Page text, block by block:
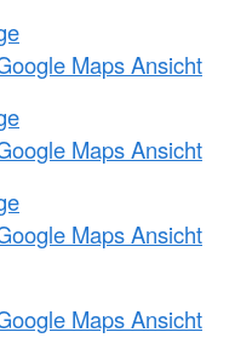
Maps Ansicht
Maps Ansicht
Maps Ansicht
Maps Ansicht